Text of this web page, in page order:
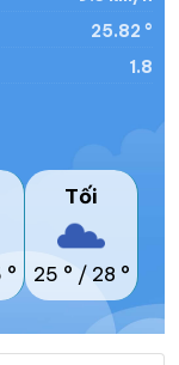
25.82 °
1.8
°
Tối
25 ° / 28 °